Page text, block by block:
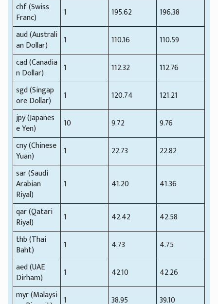
chf (Swiss
Franc)
1 195.62
196.38
aud (Australi
an Dollar)
1 110.16
110.59
cad (Canadia
n Dollar)
1 112.32
112.76
sgd (Singap
ore Dollar)
1 120.74
121.21
jpy (Japanes
e Yen)
10 9.72
9.76
cny (Chinese
Yuan)
1 22.73
22.82
sar (Saudi
Arabian
Riyal)
1 41.20 41.36
qar (Qatari
Riyal)
1 42.42
42.58
thb (Thai
Baht)
1 4.73
4.75
aed (UAE
Dirham)
1 42.10
42.26
myr (Malaysi 1 38.95
39.10